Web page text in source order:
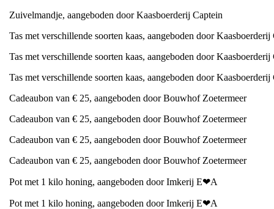
Zuivelmandje, aangeboden door Kaasboerderij Captein
Tas met verschillende soorten kaas, aangeboden door
Tas met verschillende soorten kaas, aangeboden door
Tas met verschillende soorten kaas, aangeboden door
Cadeaubon van € 25, aangeboden door Bouwhof Zoetermeer
Cadeaubon van € 25, aangeboden door Bouwhof Zoetermeer
Cadeaubon van € 25, aangeboden door Bouwhof Zoetermeer
Cadeaubon van € 25, aangeboden door Bouwhof Zoetermeer
Pot met 1 kilo honing, aangeboden door Imkerij E❤A
Pot met 1 kilo honing, aangeboden door Imkerij E❤A